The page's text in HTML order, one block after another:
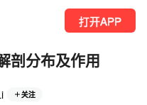
打开APP
剖分布及作用
关注